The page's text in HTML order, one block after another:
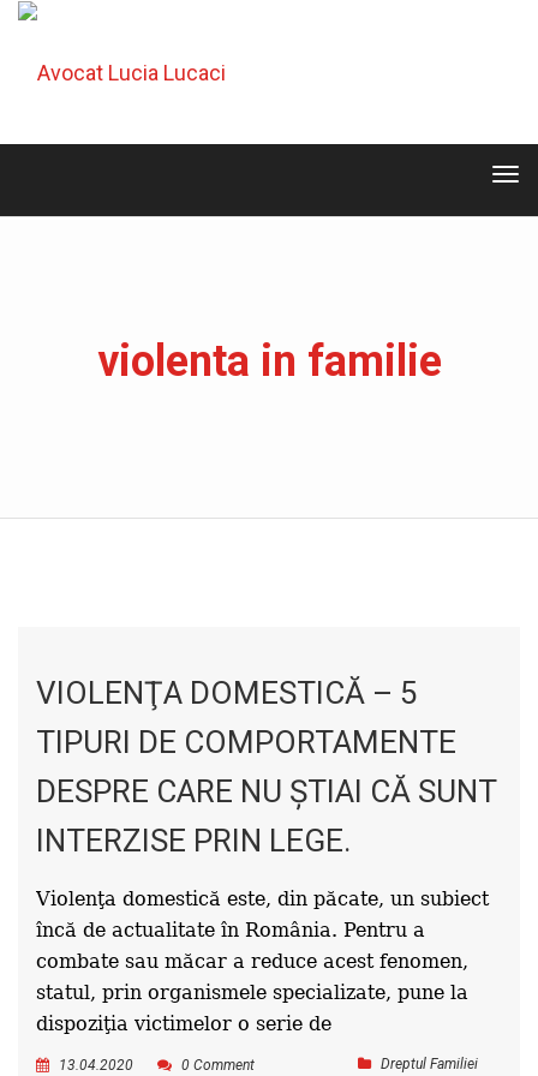
violenta in familie
VIOLENŢA DOMESTICĂ – 5
TIPURI DE COMPORTAMENTE
DESPRE CARE NU ŞTIAI CĂ SUNT
INTERZISE PRIN LEGE.
Violenţa domestică este, din păcate, un subiect
încă de actualitate în România. Pentru a
combate sau măcar a reduce acest fenomen,
statul, prin organismele specializate, pune la
dispoziţia victimelor o serie de
13.04.2020 Dreptul Familiei
0 Comment